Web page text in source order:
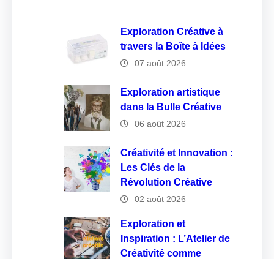
Exploration Créative à
travers la Boîte à Idées
07 août 2026
Exploration artistique
dans la Bulle Créative
06 août 2026
Créativité et Innovation :
Les Clés de la
Révolution Créative
02 août 2026
Exploration et
Inspiration : L’Atelier de
Créativité comme